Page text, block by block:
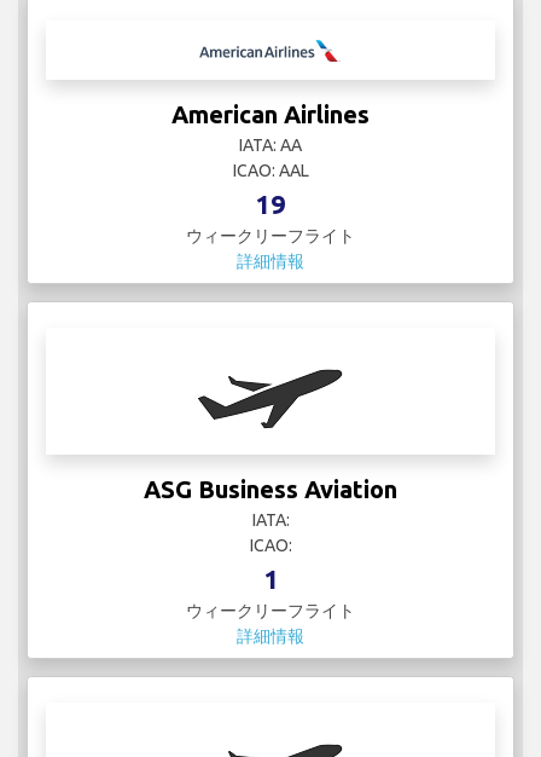
American Airlines
IATA: AA
ICAO: AAL
19
ウィークリーフライト
詳細情報
ASG Business Aviation
IATA:
ICAO:
1
ウィークリーフライト
詳細情報